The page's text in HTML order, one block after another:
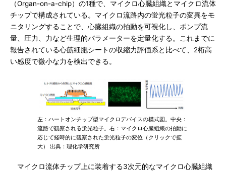
（Organ-on-a-chip）の1種で、マイクロ心臓組織とマイクロ流体
チップで構成されている。マイクロ流路内の蛍光粒子の変異をモ
ニタリングすることで、心臓組織の拍動を可視化し、ポンプ流
量、圧力、力など生理的パラメーターを定量化する。これまでに
報告されている心筋細胞シートの収縮力評価系と比べて、2桁高
い感度で微小な力を検出できる。
左：ハートオンチップ型マイクロデバイスの模式図。中央：
流路で観察される蛍光粒子。右：マイクロ心臓組織の拍動に
応じて経時的に観察された蛍光粒子の変位（クリックで拡
大） 出典：理化学研究所
マイクロ流体チップ上に装着する3次元的なマイクロ心臓組織